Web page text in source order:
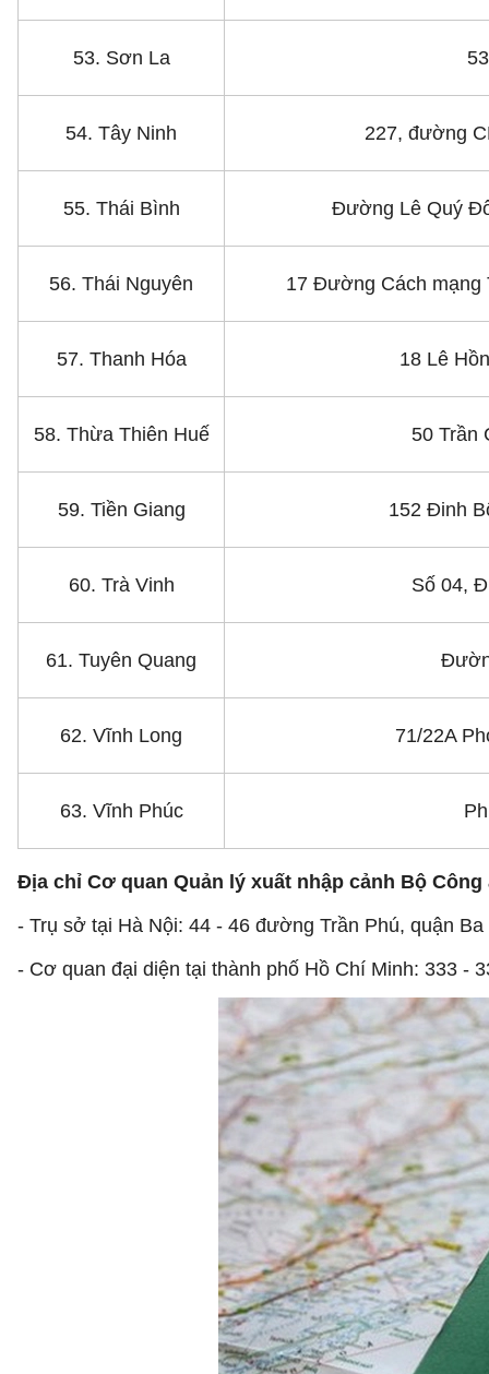
53. Sơn La
54. Tây Ninh 227, đường
55. Thái Bình Đường Lê Quý
56. Thái Nguyên 17 Đường Cách mạng
57. Thanh Hóa 18 Lê
58. Thừa Thiên Huế 50 Trần
59. Tiền Giang 152 Đinh
60. Trà Vinh Số 04,
61. Tuyên Quang
62. Vĩnh Long 71/22A
63. Vĩnh Phúc
Địa chỉ Cơ quan Quản lý xuất nhập cảnh Bộ Công
- Trụ sở tại Hà Nội: 44 - 46 đường Trần Phú, quận
- Cơ quan đại diện tại thành phố Hồ Chí Minh: 333 -